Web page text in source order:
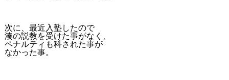
次に、最近入塾したので
湊の説教を受けた事がなく、
ペナルティも科された事が
なかった事。